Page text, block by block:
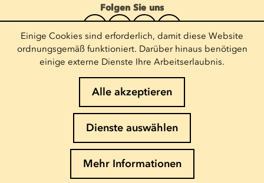
Folgen Sie uns
Newsletter abonnieren
E-Mail eingeben
Cookies-Richtlinie
Datenschutz
Einige Cookies sind erforderlich, damit diese Website
ordnungsgemäß funktioniert. Darüber hinaus benötigen
einige externe Dienste Ihre Arbeitserlaubnis.
Alle akzeptieren
Dienste auswählen
Mehr Informationen